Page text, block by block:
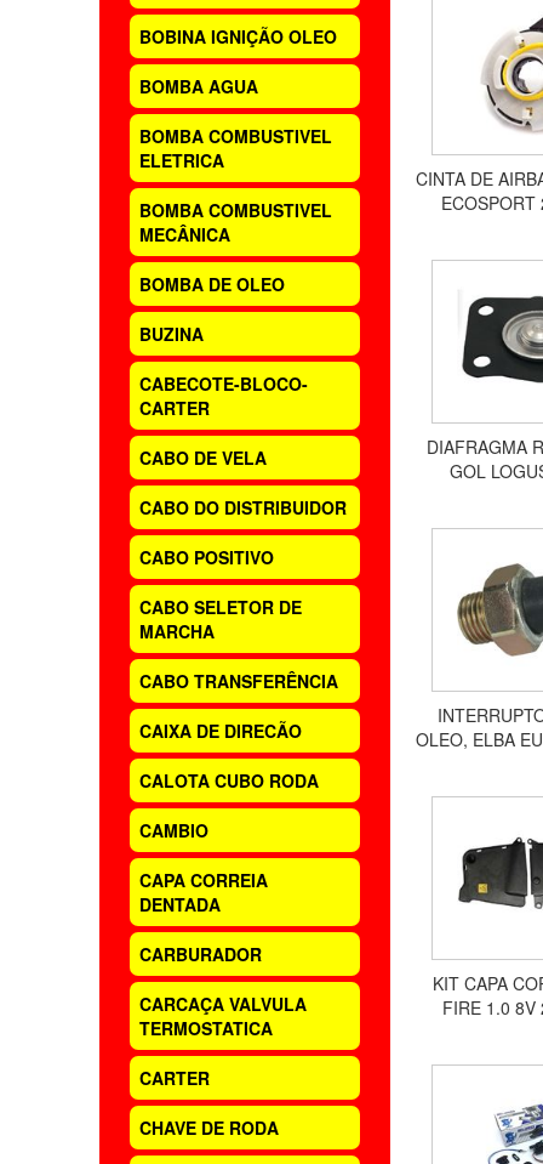
BOBINA IGNIÇÃO OLEO
BOMBA AGUA
BOMBA COMBUSTIVEL
ELETRICA
BOMBA COMBUSTIVEL
MECÂNICA
BOMBA DE OLEO
BUZINA
CABECOTE-BLOCO-
CARTER
CABO DE VELA
CABO DO DISTRIBUIDOR
CABO POSITIVO
CABO SELETOR DE
MARCHA
CABO TRANSFERÊNCIA
CAIXA DE DIRECÃO
CALOTA CUBO RODA
CAMBIO
CAPA CORREIA
DENTADA
CARBURADOR
CARCAÇA VALVULA
TERMOSTATICA
CARTER
CHAVE DE RODA
CINTA DE
DIAFRAGMA
GOL
OLEO, ELBA
KIT CAPA
FIRE 1.0 8V